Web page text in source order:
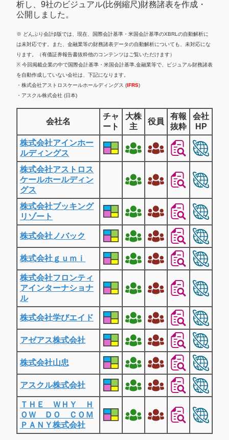
析し、9社のビジュアル(比例縮尺)財務諸表を作成・
公開しました。
※ どんぶり会計β版では、現在、国際会計基準・米国会計基準のXBRLの自動解析に
は未対応です。また、金融業等の財務諸表データの自動解析についても、未対応にな
ります。（有価証券報告書抜粋他のコンテンツはご覧いただけます）
※ 今回掲載企業の中で国際会計基準・米国会計基準,金融業等で、ビジュアル財務諸表
を自動作成していない会社は、下記になります。
・株式会社アストロスケールホールディングス (IFRS)
・アスクル株式会社 (日本)
会社名
チャ
ート
大株
主
役員
有報
抜粋
会社
HP
株式会社アインホー
ルディングス
株式会社アストロス
ケールホールディン
グス
株式会社ブッキング
リゾート
株式会社ノバック
株式会社ｇｕｍｉ
株式会社フロンティ
アインターナショナ
ル
株式会社学びエイド
アゼアス株式会社
株式会社山忠
アスクル株式会社
ＴＨＥ ＷＨＹ Ｈ
ＯＷ ＤＯ ＣＯＭ
ＰＡＮＹ株式会社